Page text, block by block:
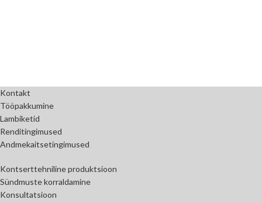
Kontakt
Tööpakkumine
Lambiketid
Renditingimused
Andmekaitsetingimused
Kontserttehniline produktsioon
Sündmuste korraldamine
Konsultatsioon